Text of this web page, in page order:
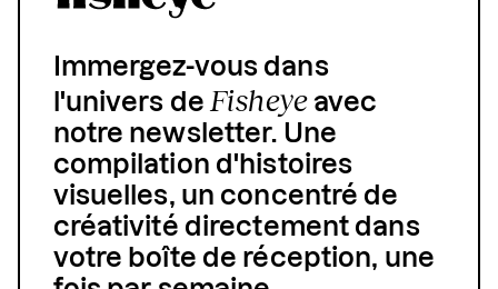
Immergez-vous dans
l'univers de Fisheyeavec
notre newsletter. Une
compilation d'histoires
visuelles, un concentré de
créativité directement dans
votre boîte de réception, une